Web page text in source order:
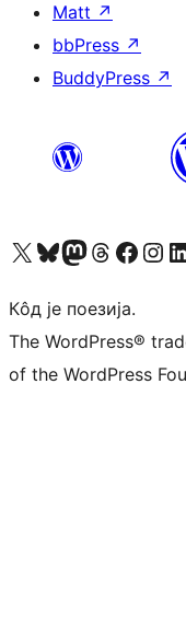
Matt ↗
bbPress ↗
BuddyPress ↗
Visit our X (formerly Twitter) account
Посетите наш Bluesky налог
Visit our Mastodon account
Посетите наш налог на Threads-у Visit our Facebook page
Посетите наш
Кôд је поезија.
The WordPress®
of the WordPress